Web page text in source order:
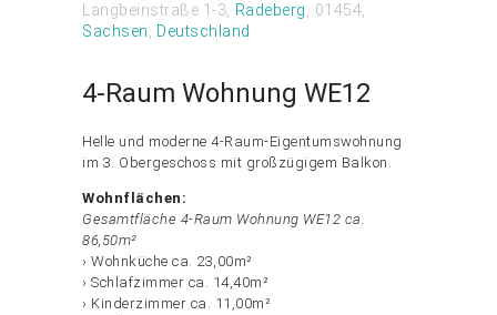
Langbeinstraße 1-3 Radeberg
01454
Sachsen
Deutschland
4-Raum Wohnung WE12
Helle und moderne 4-Raum-Eigentumswohnung
im 3. Obergeschoss mit großzügigem Balkon.
Wohnflächen:
Gesamtfläche 4-Raum Wohnung WE12 ca.
86,50m²
› Wohnküche ca. 23,00m²
› Schlafzimmer ca. 14,40m²
› Kinderzimmer ca. 11,00m²